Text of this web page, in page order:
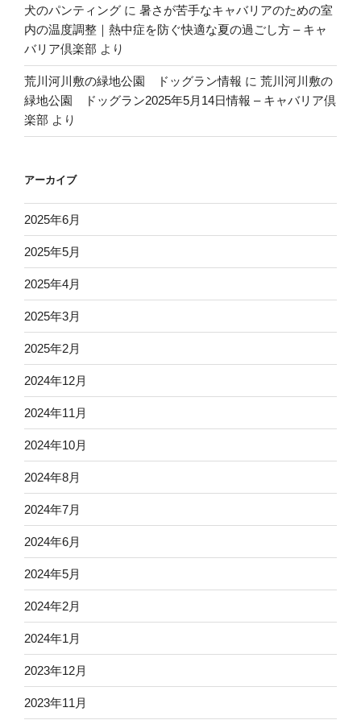
犬のパンティング に 暑さが苦手なキャバリアのための室
内の温度調整｜熱中症を防ぐ快適な夏の過ごし方 – キャ
バリア倶楽部 より
荒川河川敷の緑地公園 ドッグラン情報 に 荒川河川敷の
緑地公園 ドッグラン2025年5月14日情報 – キャバリア倶
楽部 より
アーカイブ
2025年6月
2025年5月
2025年4月
2025年3月
2025年2月
2024年12月
2024年11月
2024年10月
2024年8月
2024年7月
2024年6月
2024年5月
2024年2月
2024年1月
2023年12月
2023年11月